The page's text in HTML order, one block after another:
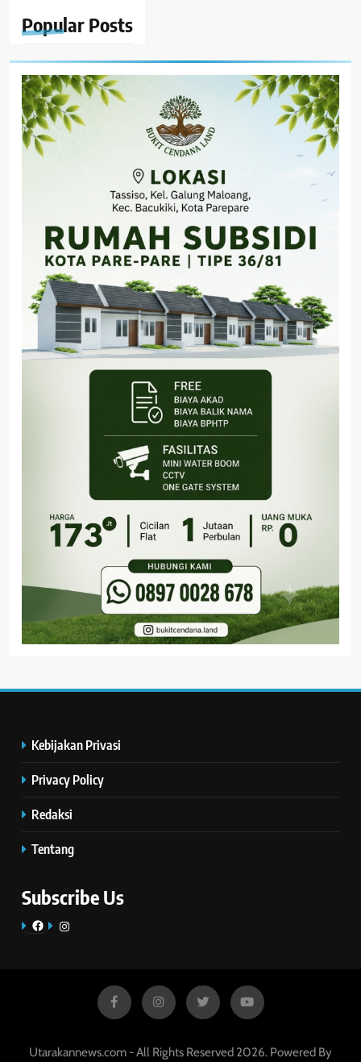
Popular Posts
Kebijakan Privasi
Privacy Policy
Redaksi
Tentang
Subscribe Us
FacebookInstagram
Utarakannews.com - All Rights Reserved 2026. Powered By